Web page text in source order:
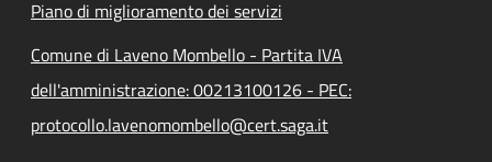
Piano di miglioramento dei servizi
Comune di Laveno Mombello - Partita IVA
dell'amministrazione: 00213100126 - PEC:
protocollo.lavenomombello@cert.saga.it